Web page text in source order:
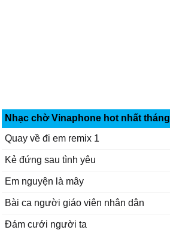
Nhạc chờ Vinaphone hot nhất tháng
Quay về đi em remix 1
Kẻ đứng sau tình yêu
Em nguyện là mây
Bài ca người giáo viên nhân dân
Đám cưới người ta